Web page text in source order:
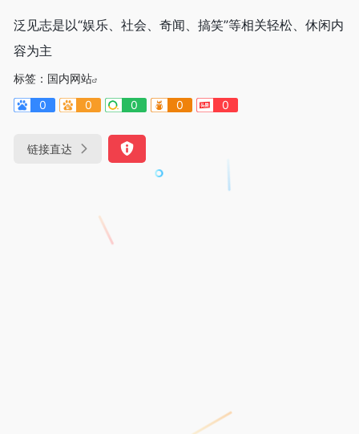
泛见志是以“娱乐、社会、奇闻、搞笑”等相关轻松、休闲内
容为主
标签： 国内网站
0
0 0 0 0
链接直达